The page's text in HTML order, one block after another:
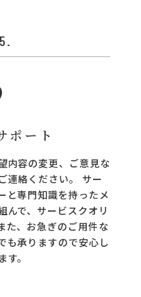
ポート
内容の変更、ご意見な
連絡ください。
サー
と専門知識を持ったメ
んで、サービスクオリ
た、お急ぎのご用件な
も承りますので安心し
。